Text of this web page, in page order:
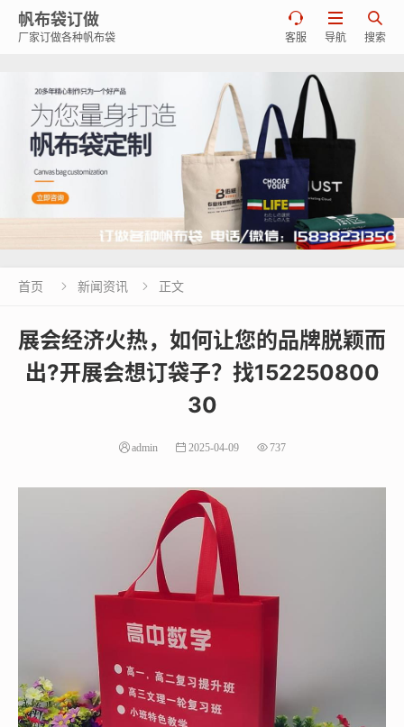
帆布袋订做
厂家订做各种帆布袋

搜索

导航

客服
首页  新闻资讯  正文
展会经济火热，如何让您的品牌脱颖而
出?开展会想订袋子？找152250800
30
admin 2025-04-09 737